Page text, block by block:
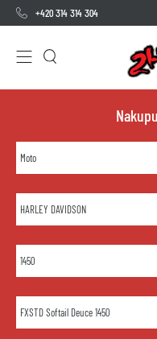
+420 314 314 304